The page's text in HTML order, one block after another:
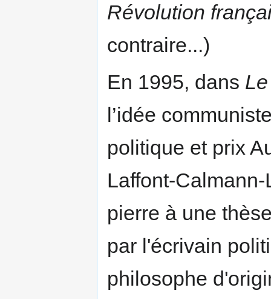
Révolution
contraire...)
En 1995, dans
l’idée
politique et prix
Laffont-
pierre à une
par l'écrivain
philosophe